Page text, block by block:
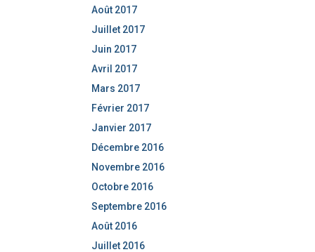
Août 2017
Juillet 2017
Juin 2017
Avril 2017
Mars 2017
Février 2017
Janvier 2017
Décembre 2016
Novembre 2016
Octobre 2016
Septembre 2016
Août 2016
Juillet 2016